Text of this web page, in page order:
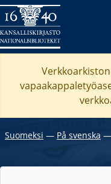
Suomeksi ― På svenska ―